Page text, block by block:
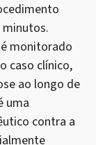
minutos.
monitorado
caso clínico,
ao longo de
uma
contra a